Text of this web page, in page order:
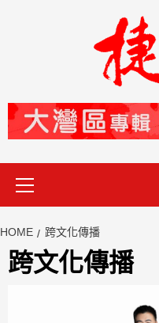
HOME 跨文化傳播
跨文化傳播